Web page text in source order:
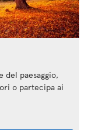
del paesaggio,
o partecipa ai